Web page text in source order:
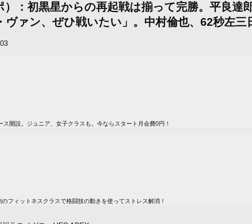
：初黒星からの再起戦は揃って完勝。平良達
ァン、ぜひ戦いたい」。中村倫也、62秒左三
開設。ジュニア、女子クラスも。今ならスタート月会費0円！
フィットネスクラスで格闘技の動きを使ってストレス解消！